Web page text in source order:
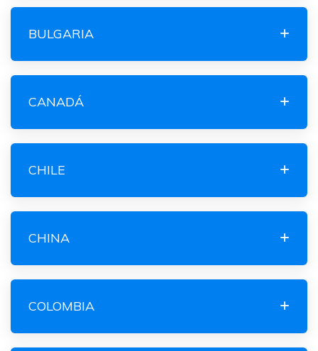
BULGARIA
CANADÁ
CHILE
CHINA
COLOMBIA